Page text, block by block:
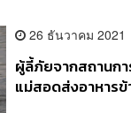
26 ธันวาคม 2021
ผู้ลี้ภัยจากสถานก
แม่สอดส่งอาหารข้